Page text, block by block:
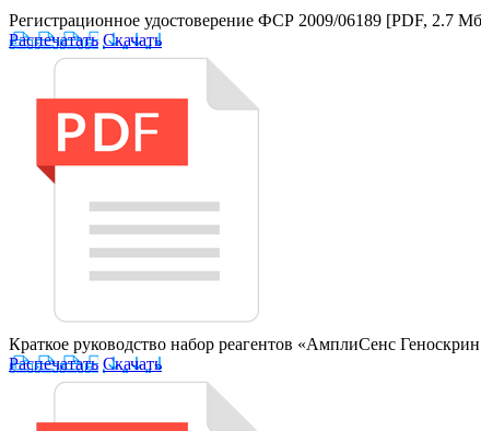
Регистрационное удостоверение ФСР 2009/06189 [PDF, 2.7
Распечатать Скачать
Краткое руководство набор реагентов «АмплиСенс
Распечатать Скачать